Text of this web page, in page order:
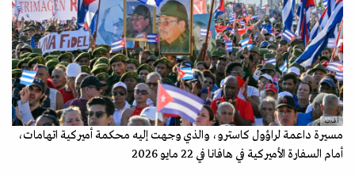
أ.ف.ب
مسيرة داعمة لراؤول كاسترو، والذي وجهت إليه محكمة أميركية اتهامات،
أمام السفارة الأميركية في هافانا في 22 مايو 2026